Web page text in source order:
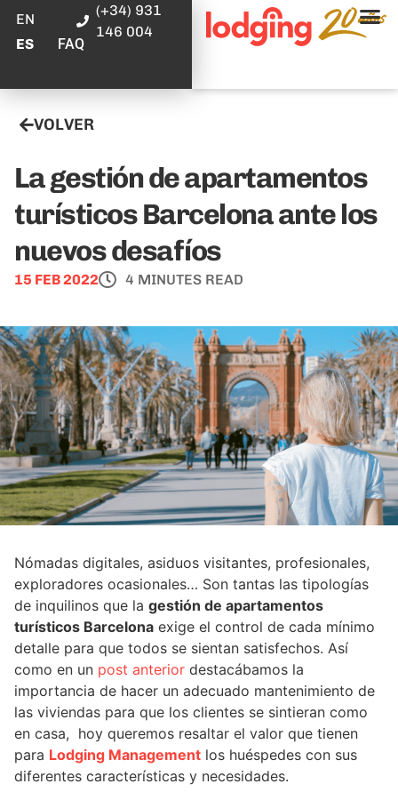
EN
ES
FAQ
(+34) 931
146 004
VOLVER
La gestión de apartamentos
turísticos Barcelona ante los
nuevos desafíos
15 FEB 2022 4 MINUTES READ
Nómadas digitales, asiduos visitantes, profesionales,
exploradores ocasionales… Son tantas las tipologías
de inquilinos que la gestión de apartamentos
turísticos Barcelona exige el control de cada mínimo
detalle para que todos se sientan satisfechos. Así
como en un post anterior destacábamos la
importancia de hacer un adecuado mantenimiento de
las viviendas para que los clientes se sintieran como
en casa, hoy queremos resaltar el valor que tienen
para Lodging Management los huéspedes con sus
diferentes características y necesidades.